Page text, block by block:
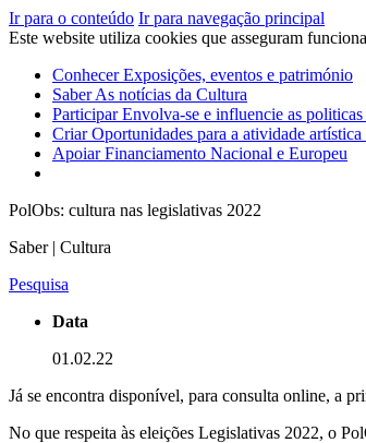
Ir para o conteúdo Ir para navegação principal
Este website utiliza cookies que asseguram
ConhecerExposições, eventos e património
SaberAs notícias da Cultura
ParticiparEnvolva-se e influencie as
CriarOportunidades para a atividade
ApoiarFinanciamento Nacional e Europeu
PolObs: cultura nas legislativas 2022
Saber | Cultura
Pesquisa
Data
01.02.22
Já se encontra disponível, para consulta online, a
No que respeita às eleições Legislativas 2022, o